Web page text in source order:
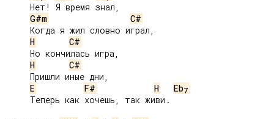
G#m
C#
H
C#
H
C#
E
F# H Eb7